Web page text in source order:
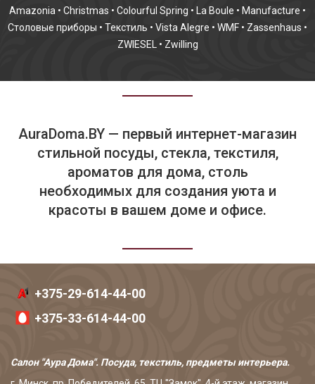
Amazonia • Christmas • Colourful Spring • La Boule • Manufacture •
Столовые приборы • Текстиль • Vista Alegre • WMF • Zassenhaus •
ZWIESEL
• Zwilling
AuraDoma.BY — первый интернет-магазин
стильной посуды, стекла, текстиля,
ароматов для дома, столь
необходимых для создания уюта и
красоты в вашем доме и офисе.
+375-29-614-44-00
+375-33-614-44-00
Салон "Аура Дома". Посуда, текстиль, предметы интерьера.